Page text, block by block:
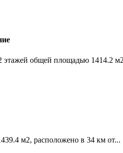
этажей общей площадью 1414.2
м2, расположено в 34 км от...